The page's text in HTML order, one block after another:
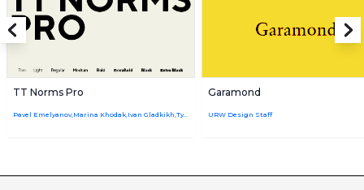
TT Norms Pro
Pavel Emelyanov,Marina Khodak,Ivan Gladkikh,TypeType Team
Garamond
URW Design Staff